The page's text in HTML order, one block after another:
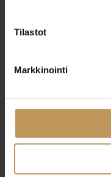
Tilastot
Markkinointi
Sirpa Rajalainen